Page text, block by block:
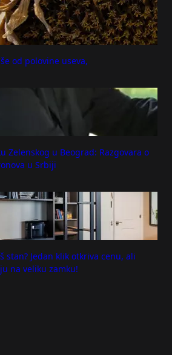
od polovine useva,
Zelenskog u Beograd: Razgovara o
u Srbiji
stan? Jedan klik otkriva cenu, ali
na veliku zamku!